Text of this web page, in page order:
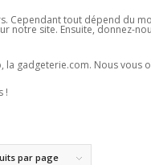
Cependant tout dépend du
notre site. Ensuite, donnez-
la gadgeterie.com. Nous
!
par page